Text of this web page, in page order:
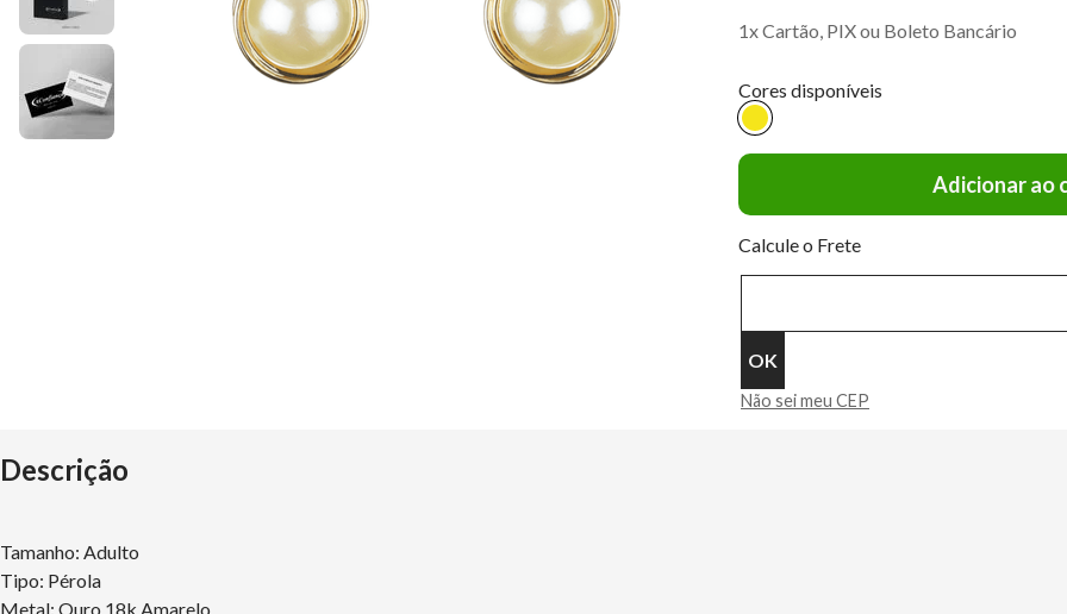
1x Cartão, PIX ou Boleto Bancário
Adicionar ao
Calcule o Frete
Não sei meu CEP
Descrição
Tamanho: Adulto
Tipo: Pérola
Metal: Ouro 18k Amarelo